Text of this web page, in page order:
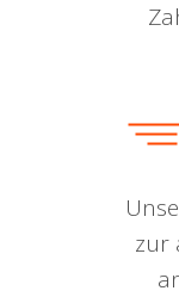
zur